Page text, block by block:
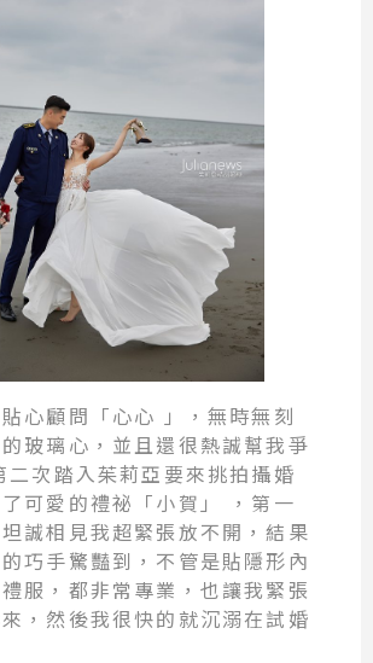
心顧問「心心 」，無時無刻
玻璃心，並且還很熱誠幫我爭
二次踏入茱莉亞要來挑拍攝婚
可愛的禮祕「小賀」 ，第一
誠相見我超緊張放不開，結果
巧手驚豔到，不管是貼隱形內
服，都非常專業，也讓我緊張
，然後我很快的就沉溺在試婚